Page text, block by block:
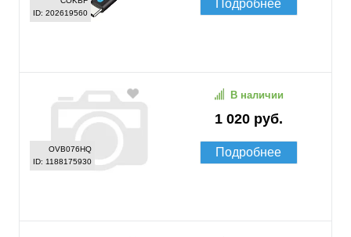
ID: 202619560
Подробнее
OVB076HQ
ID: 1188175930
1 020 руб.
В наличии
Подробнее